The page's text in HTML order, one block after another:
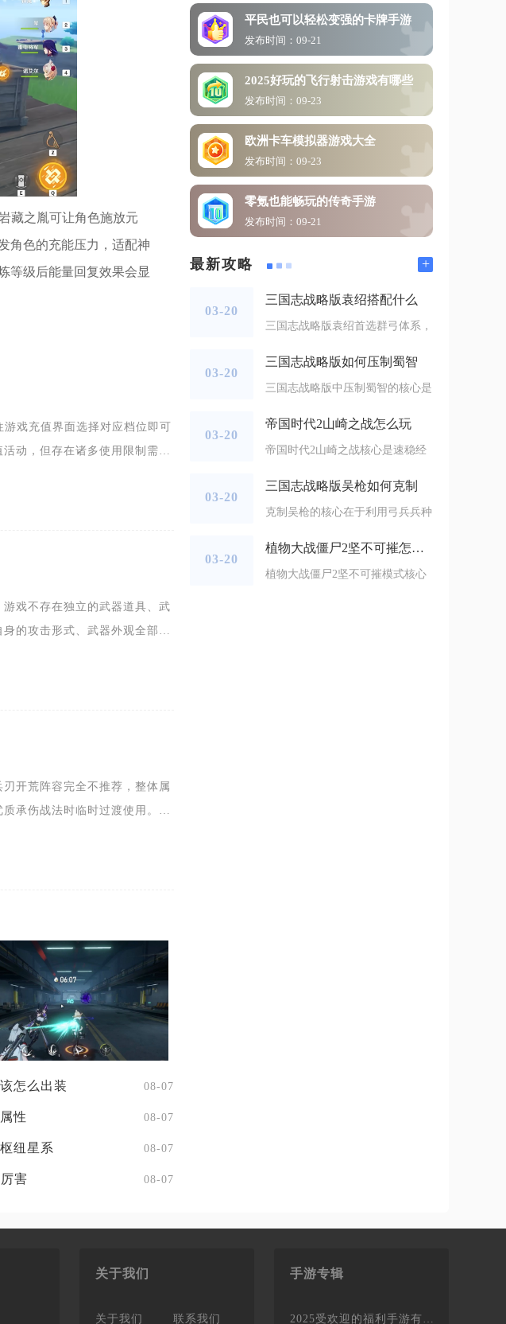
藏之胤可让角色施放元
角色的充能压力，适配神
等级后能量回复效果会显
戏充值界面选择对应档位即可
动，但存在诸多使用限制需要
完成领取，道具会存入背包，
戏不存在独立的武器道具、武
的攻击形式、武器外观全部固
分禁闭者技能会出现武器切换
开荒阵容完全不推荐，整体属
承伤战法时临时过渡使用。开
中，杯蛇鬼车需要一回合准备
怎么出装 08-07
性 08-07
纽星系 08-07
害 08-07
平民也可以轻松变强的卡牌手游
发布时间：09-21
2025好玩的飞行射击游戏有哪些
发布时间：09-23
欧洲卡车模拟器游戏大全
发布时间：09-23
零氪也能畅玩的传奇手游
发布时间：09-21
最新攻略 +
03-20
三国志战略版袁绍搭配什么
三国志战略版袁绍首选群弓体系，
03-20
三国志战略版如何压制蜀智
三国志战略版中压制蜀智的核心是
03-20
帝国时代2山崎之战怎么玩
帝国时代2山崎之战核心是速稳经
03-20
三国志战略版吴枪如何克制
克制吴枪的核心在于利用弓兵兵种
03-20
植物大战僵尸2坚不可摧怎么过
植物大战僵尸2坚不可摧模式核心
关于我们
关于我们 联系我们
手游专辑
2025受欢迎的福利手游有哪些